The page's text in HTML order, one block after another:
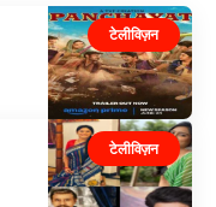
टेलीविज़न
टेलीविज़न